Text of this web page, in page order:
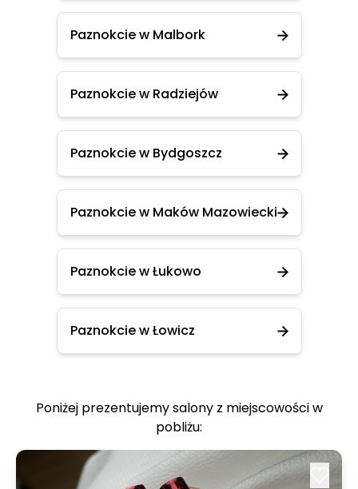
Paznokcie w Malbork
Paznokcie w Radziejów
Paznokcie w Bydgoszcz
Paznokcie w Maków Mazowiecki
Paznokcie w Łukowo
Paznokcie w Łowicz
Poniżej prezentujemy salony z miejscowości w
pobliżu: